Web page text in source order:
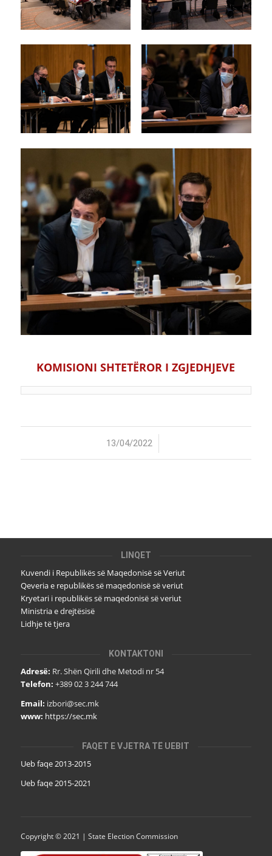
KOMISIONI SHTETËROR I ZGJEDHJEVE
13/04/2022
/
LINQET
Kuvendi i Republikës së Maqedonisë së Veriut
Qeveria e republikës së maqedonisë së veriut
Kryetari i republikës së maqedonisë së veriut
Ministria e drejtësisë
Lidhje të tjera
KONTAKTONI
Adresë: Rr. Shën Qirili dhe Metodi nr 54
Telefon: +389 02 3 244 744
Email: izbori@sec.mk
www: https://sec.mk
FAQET E VJETRA TË UEBIT
Ueb faqe 2013-2015
Ueb faqe 2015-2021
Copyright © 2021 | State Election Commission